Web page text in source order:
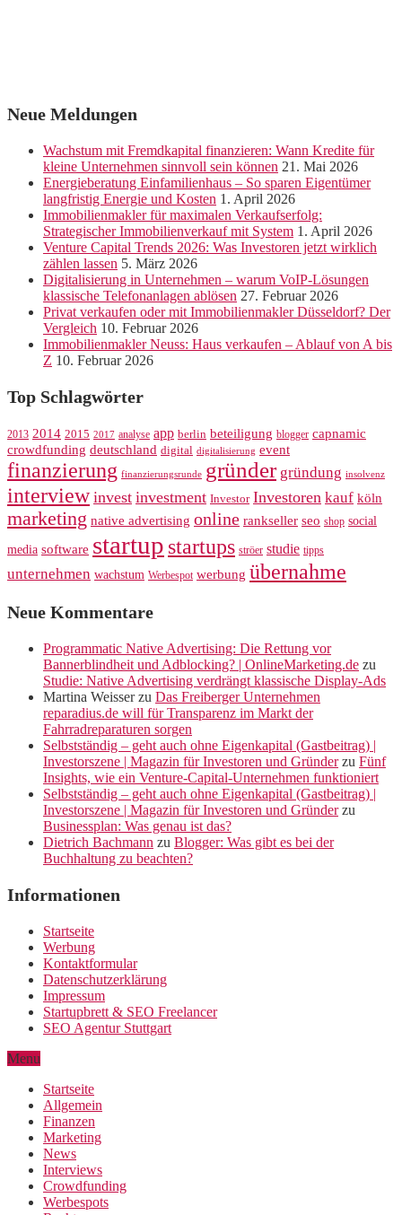
Neue Meldungen
Wachstum mit Fremdkapital finanzieren: Wann Kredite für
kleine Unternehmen sinnvoll sein können 21. Mai 2026
Energieberatung Einfamilienhaus – So sparen Eigentümer
langfristig Energie und Kosten 1. April 2026
Immobilienmakler für maximalen Verkaufserfolg:
Strategischer Immobilienverkauf mit System 1. April 2026
Venture Capital Trends 2026: Was Investoren jetzt wirklich
zählen lassen 5. März 2026
Digitalisierung in Unternehmen – warum VoIP-Lösungen
klassische Telefonanlagen ablösen 27. Februar 2026
Privat verkaufen oder mit Immobilienmakler Düsseldorf? Der
Vergleich 10. Februar 2026
Immobilienmakler Neuss: Haus verkaufen – Ablauf von A bis
Z 10. Februar 2026
Top Schlagwörter
2013 2014 2015 2017 analyse app berlin beteiligung blogger capnamic
crowdfunding deutschland digital digitalisierung event
finanzierung finanzierungsrunde gründer gründung insolvenz
interview invest investment Investor Investoren kauf köln
marketing native advertising online rankseller seo shop social
media software startup startups ströer studie tipps
unternehmen wachstum Werbespot werbung übernahme
Neue Kommentare
Programmatic Native Advertising: Die Rettung vor
Bannerblindheit und Adblocking? | OnlineMarketing.de zu
Studie: Native Advertising verdrängt klassische Display-Ads
Martina Weisserzu Das Freiberger Unternehmen
reparadius.de will für Transparenz im Markt der
Fahrradreparaturen sorgen
Selbstständig – geht auch ohne Eigenkapital (Gastbeitrag) |
Investorszene | Magazin für Investoren und Gründerzu Fünf
Insights, wie ein Venture-Capital-Unternehmen funktioniert
Selbstständig – geht auch ohne Eigenkapital (Gastbeitrag) |
Investorszene | Magazin für Investoren und Gründerzu
Businessplan: Was genau ist das?
Dietrich Bachmann zu Blogger: Was gibt es bei der
Buchhaltung zu beachten?
Informationen
Startseite
Werbung
Kontaktformular
Datenschutzerklärung
Impressum
Startupbrett & SEO Freelancer
SEO Agentur Stuttgart
Menu
Startseite
Allgemein
Finanzen
Marketing
News
Interviews
Crowdfunding
Werbespots